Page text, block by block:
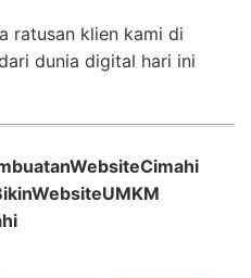
ratusan klien kami di
dunia digital hari ini